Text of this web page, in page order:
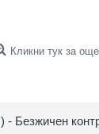
Кликни тук за
- Безжичен